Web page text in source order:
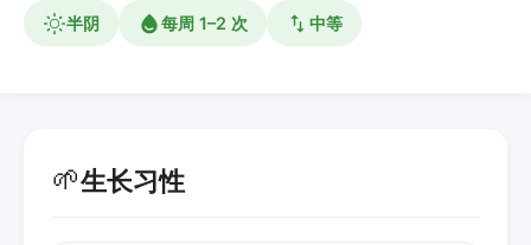
半阴 每周 1–2 次 中等
🌱生长习性